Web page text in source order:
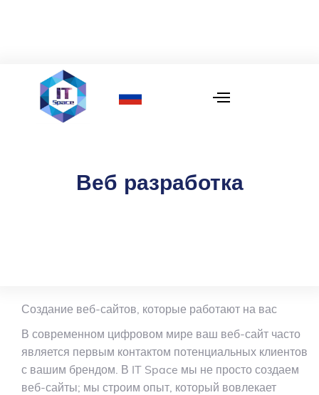
Веб разработка
Создание веб-сайтов, которые работают на вас
В современном цифровом мире ваш веб-сайт часто
является первым контактом потенциальных клиентов
с вашим брендом. В IT Space мы не просто создаем
веб-сайты; мы строим опыт, который вовлекает